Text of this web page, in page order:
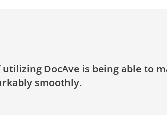
DocAve is being able to
smoothly.